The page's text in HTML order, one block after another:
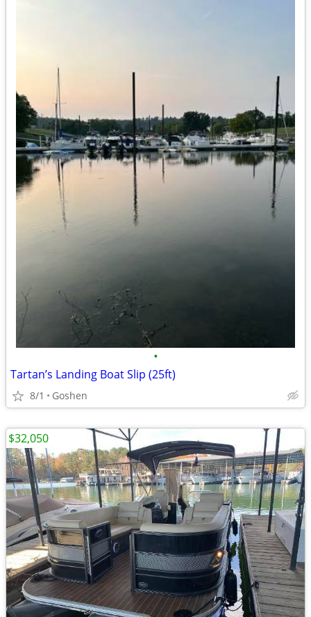
•
Tartan’s Landing Boat Slip (25ft)
8/1 Goshen
$32,050